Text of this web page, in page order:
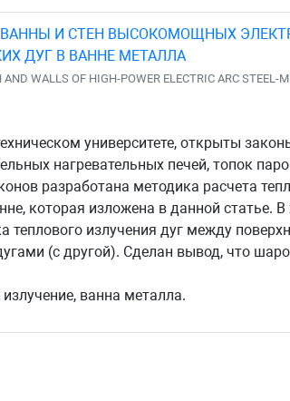
И СТЕН ВЫСОКОМОЩНЫХ
ДУГ В ВАННЕ МЕТАЛЛА
WALLS OF HIGH-POWER ELECTRIC ARC STEEL-
университете, открыты
нагревательных печей, топок
разработана методика расчета
которая изложена в данной статье. В
излучения дуг между
(с другой). Сделан вывод, что
ванна металла.